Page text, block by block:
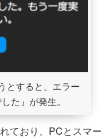
とすると、エラー
た」が発生。
ており、PCとスマー